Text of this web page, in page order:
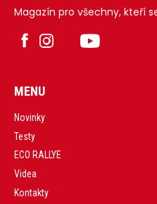
servisů, kterých je
dnes přes 30, a
postupně
rozšiřovala svoji
Magazín pro všechny, kteří
MENU
Novinky
Testy
ECO RALLYE
Videa
Kontakty